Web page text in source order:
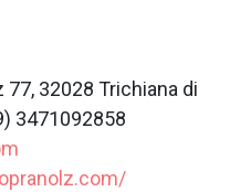
77, 32028 Trichiana di
3471092858